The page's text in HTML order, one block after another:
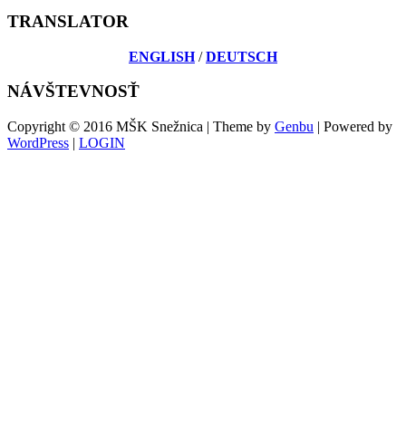
TRANSLATOR
ENGLISH/DEUTSCH
NÁVŠTEVNOSŤ
Copyright © 2016 MŠK Snežnica | Theme by Genbu | Powered by
WordPress | LOGIN